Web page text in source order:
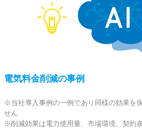
電気料金削減の事例
※当社導入事例の一例であり同様の効果を
せん
※削減効果は電力使用量、市場環境、契約